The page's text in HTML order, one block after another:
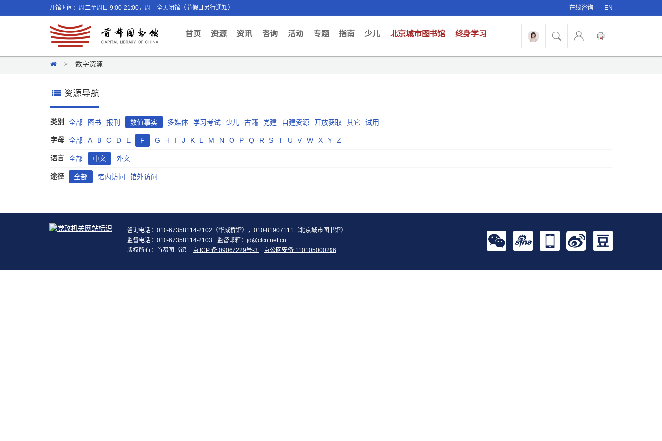
开馆时间：周二至周日 9:00-21:00，周一全天闭馆（节假日另行通知） 在线咨询 EN
首页(current)
资源 资讯 咨询 活动 专题 指南 少儿 北京城市图书馆 终身学习
数字资源
资源导航
类别 全部 图书 报刊 数值事实 多媒体 学习考试 少儿 古籍 党建 自建资源 开放获取 其它 试用
字母 全部 A B C D E F G H I J K L M N O P Q R S T U V W X Y Z
语言 全部 中文 外文
途径 全部 馆内访问 馆外访问
咨询电话：010-67358114-2102（华威桥馆），010-81907111（北京城市图书馆）
监督电话：010-67358114-2103
监督邮箱： jd@clcn.net.cn
版权所有：首都图书馆
京 ICP 备 09067229号-3 京公网安备 110105000296